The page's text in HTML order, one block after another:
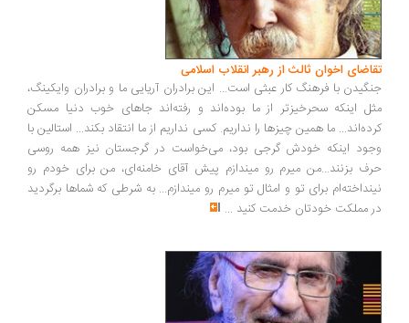
اخوان ثالث از رهبر انقلاب اسلامی
با فرهنگ کار عبثی است... این برادران آریایی ما و برادران وایکینگ،
اینکه سحرخیزتر از ما بوده‌اند و رفته‌اند جاهای خوب دنیا مسکن
ما همین چیزها را نداریم. کسی نداریم از ما انتقاد بکند... استالین با
اینکه خودش گرجی بود، می‌خواست در گرجستان نیز همه روسی
بزنند...من میرم رو میندازم پیش آقای خامنه‌ای، من برای خودم رو
برای تو و امثال تو میرم رو میندازم... به شرطی که شماها برگردید
مملکت خودتان خدمت کنید...